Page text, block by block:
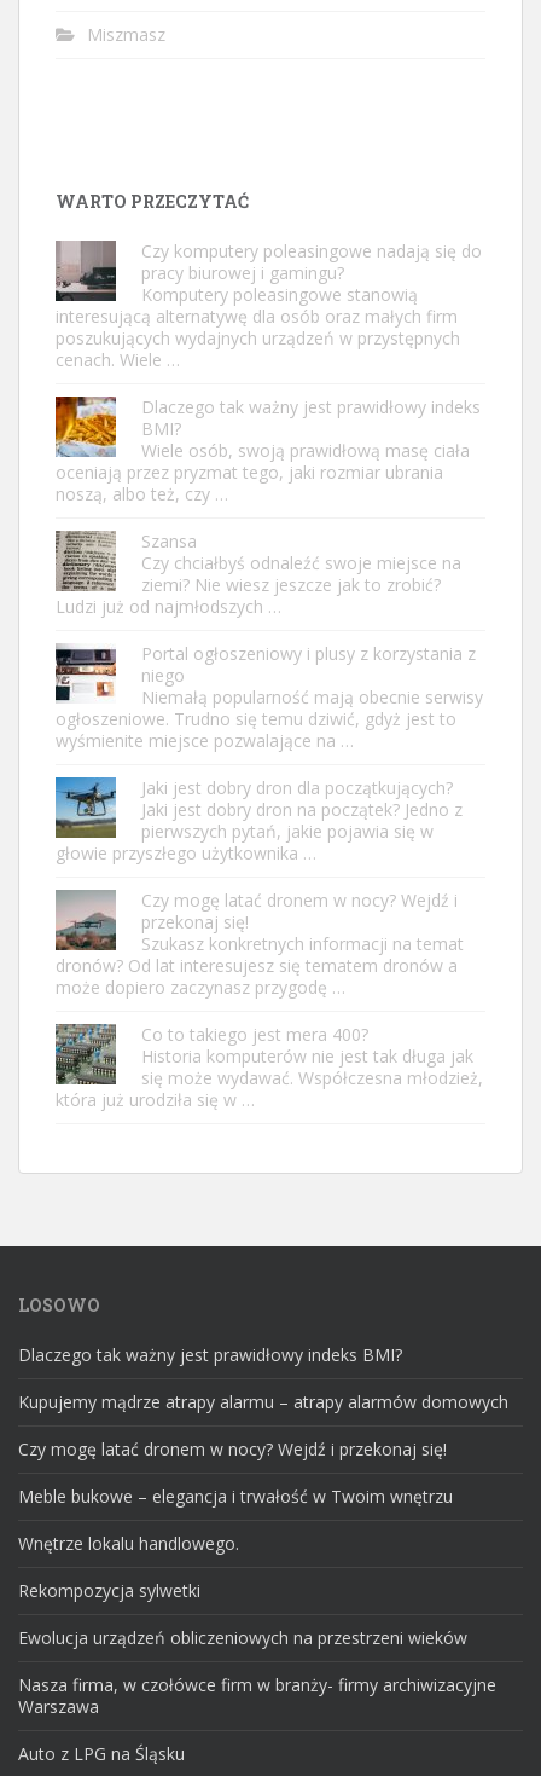
Miszmasz
WARTO PRZECZYTAĆ
Czy komputery poleasingowe nadają się do
pracy biurowej i gamingu?
Komputery poleasingowe stanowią
interesującą alternatywę dla osób oraz małych firm
poszukujących wydajnych urządzeń w przystępnych
cenach. Wiele …
Dlaczego tak ważny jest prawidłowy indeks
BMI?
Wiele osób, swoją prawidłową masę ciała
oceniają przez pryzmat tego, jaki rozmiar ubrania
noszą, albo też, czy …
Szansa
Czy chciałbyś odnaleźć swoje miejsce na
ziemi? Nie wiesz jeszcze jak to zrobić?
Ludzi już od najmłodszych …
Portal ogłoszeniowy i plusy z korzystania z
niego
Niemałą popularność mają obecnie serwisy
ogłoszeniowe. Trudno się temu dziwić, gdyż jest to
wyśmienite miejsce pozwalające na …
Jaki jest dobry dron dla początkujących?
Jaki jest dobry dron na początek? Jedno z
pierwszych pytań, jakie pojawia się w
głowie przyszłego użytkownika …
Czy mogę latać dronem w nocy? Wejdź i
przekonaj się!
Szukasz konkretnych informacji na temat
dronów? Od lat interesujesz się tematem dronów a
może dopiero zaczynasz przygodę …
Co to takiego jest mera 400?
Historia komputerów nie jest tak długa jak
się może wydawać. Współczesna młodzież,
która już urodziła się w …
LOSOWO
Dlaczego tak ważny jest prawidłowy indeks BMI?
Kupujemy mądrze atrapy alarmu – atrapy alarmów domowych
Czy mogę latać dronem w nocy? Wejdź i przekonaj się!
Meble bukowe – elegancja i trwałość w Twoim wnętrzu
Wnętrze lokalu handlowego.
Rekompozycja sylwetki
Ewolucja urządzeń obliczeniowych na przestrzeni wieków
Nasza firma, w czołówce firm w branży- firmy archiwizacyjne
Warszawa
Auto z LPG na Śląsku